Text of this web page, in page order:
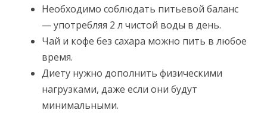
Необходимо соблюдать питьевой баланс
— употребляя 2 л чистой воды в день.
Чай и кофе без сахара можно пить в любое
время.
Диету нужно дополнить физическими
нагрузками, даже если они будут
минимальными.